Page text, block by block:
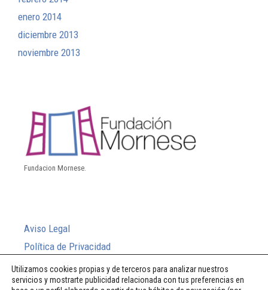
enero 2014
diciembre 2013
noviembre 2013
Fundacion Mornese.
Aviso Legal
Política de Privacidad
Política de Cookies
Sistema Interno de Información
Utilizamos cookies propias y de terceros para analizar nuestros
servicios y mostrarte publicidad relacionada con tus preferencias en